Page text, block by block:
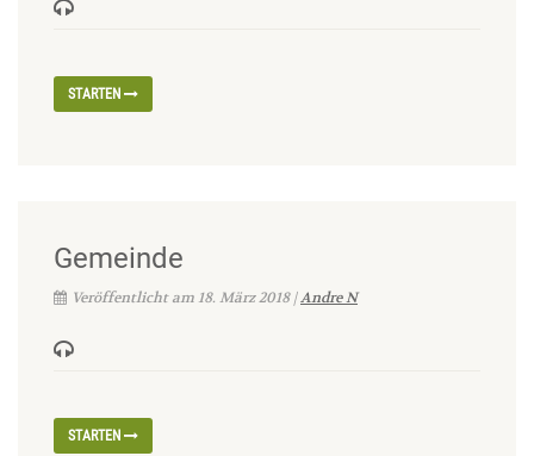
STARTEN
Gemeinde
Veröffentlicht am 18. März 2018 |Andre N
STARTEN